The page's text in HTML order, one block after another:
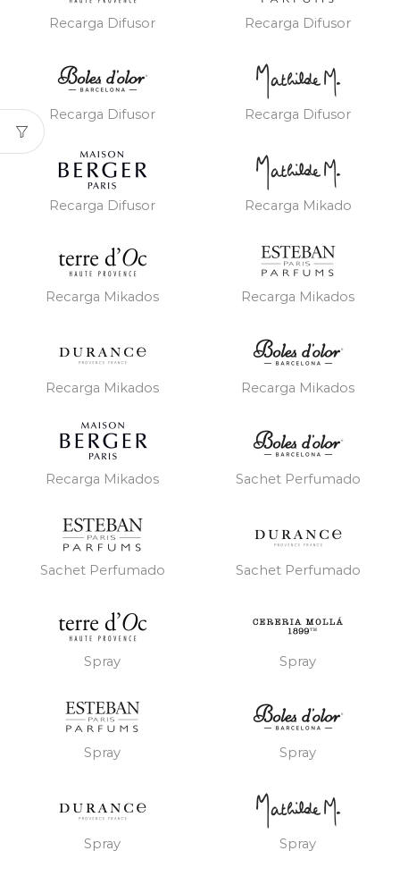
Recarga Difusor Recarga Difusor
Recarga Difusor Recarga Difusor
Recarga Difusor Recarga Mikado
Recarga Mikados Recarga Mikados
Recarga Mikados Recarga Mikados
Recarga Mikados Sachet Perfumado
Sachet Perfumado Sachet Perfumado
Spray Spray
Spray Spray
Spray Spray